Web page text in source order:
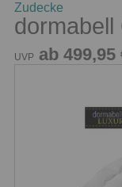
Zudecke
dormabell
UVP ab 499,95